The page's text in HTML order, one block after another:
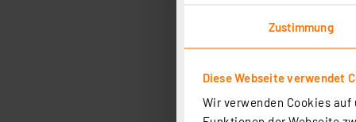
Zustimmung
Diese Webseite verwendet
Wir verwenden Cookies